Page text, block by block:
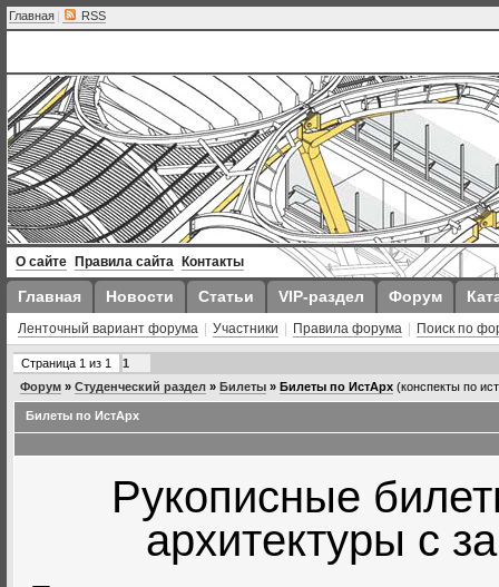
Главная | RSS
О сайте Правила сайта Контакты
Главная Новости Статьи VIP-раздел Форум
Ленточный вариант форума Участники Правила форума Поиск по
Страница 1 из 1
1
Форум » Студенческий раздел » Билеты » Билеты по ИстАрх (конспекты по
Билеты по ИстАрх
Рукописные
архитектуры с